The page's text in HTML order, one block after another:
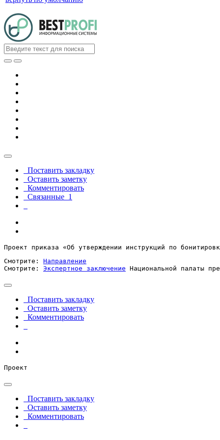
Поставить закладку
Оставить заметку
Комментировать
Связанные 1
Проект приказа «Об утверждении инструкций по
Смотрите: Направление
Смотрите: Экспертное заключение Национальной палаты
Поставить закладку
Оставить заметку
Комментировать
Проект
Поставить закладку
Оставить заметку
Комментировать